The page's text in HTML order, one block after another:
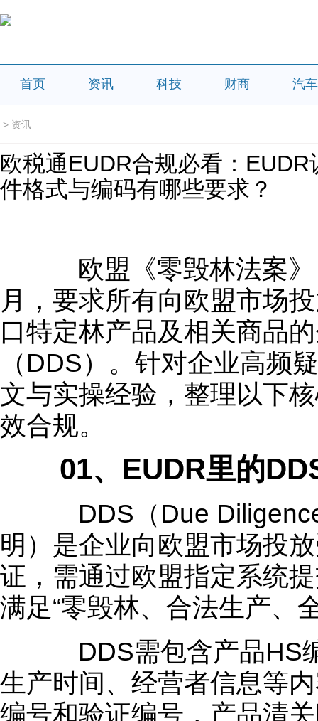
首页 资讯 科技 财商 汽车
> 资讯
欧税通EUDR合规必看：
件格式与编码有哪些要求？
欧盟《零毁林法案
月，要求所有向欧盟市场
口特定林产品及相关商品
（DDS）。针对企业高频
文与实操经验，整理以下
效合规。
01、EUDR里的
DDS（Due Diligence
明）是企业向欧盟市场投
证，需通过欧盟指定系统
满足“零毁林、合法生产、
DDS需包含产品HS
生产时间、经营者信息等
编号和验证编号，产品清